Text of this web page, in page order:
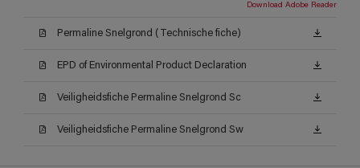
Download Adobe Reader
Permaline Snelgrond (Technische fiche)
EPD of Environmental Product Declaration
Veiligheidsfiche Permaline Snelgrond Sc
Veiligheidsfiche Permaline Snelgrond Sw